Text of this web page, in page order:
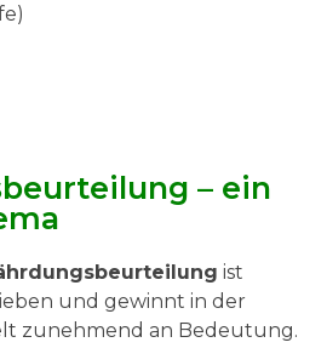
– ein
ist
und gewinnt in der
zunehmend an Bedeutung.